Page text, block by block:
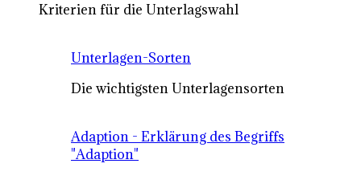
Kriterien für die Unterlagswahl
Unterlagen-Sorten
Die wichtigsten Unterlagensorten
Adaption - Erklärung des Begriffs
"Adaption"